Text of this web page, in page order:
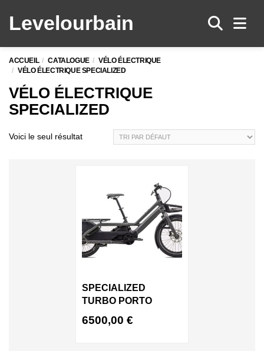
Levelourbain
ACCUEIL CATALOGUE
VÉLO ÉLECTRIQUE
VÉLO ÉLECTRIQUE SPECIALIZED
VÉLO ÉLECTRIQUE
SPECIALIZED
Voici le seul résultat
SPECIALIZED
TURBO PORTO
6500,00€